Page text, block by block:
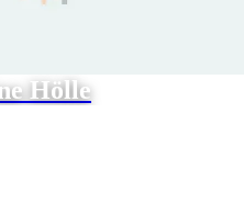
Hölle